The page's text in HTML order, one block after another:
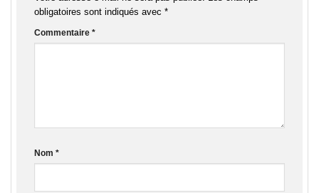
obligatoires sont indiqués avec *
Commentaire *
Nom *